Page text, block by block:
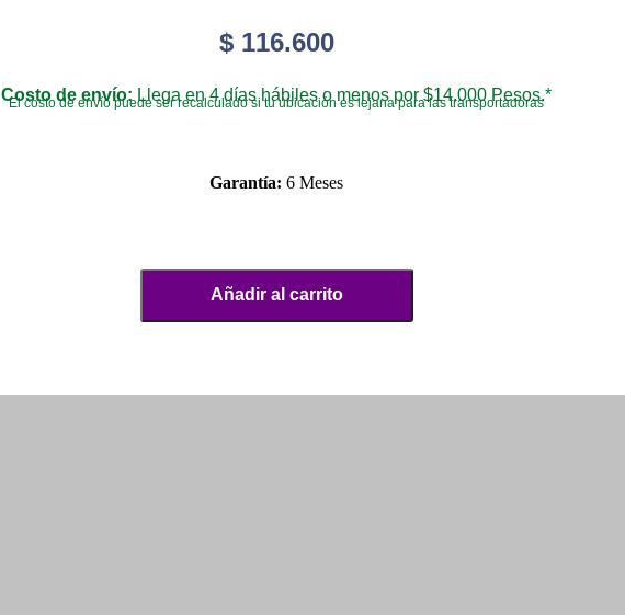
$116.600
Costo de envío: Llega en 4 días hábiles o menos por $14.000 Pesos.*
El costo de envío puede ser recalculado si tu ubicación es lejana para las transportadoras
Garantía: 6 Meses
Añadir al carrito